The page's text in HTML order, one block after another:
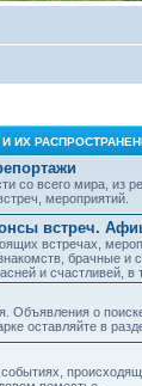
ИХ
со всего мира, из
мероприятий.
встреч.
встречах,
брачные и
и счастливей,
Объявления о
оставляйте в